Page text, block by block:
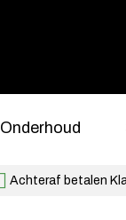
Onderhoud
Achteraf betalen